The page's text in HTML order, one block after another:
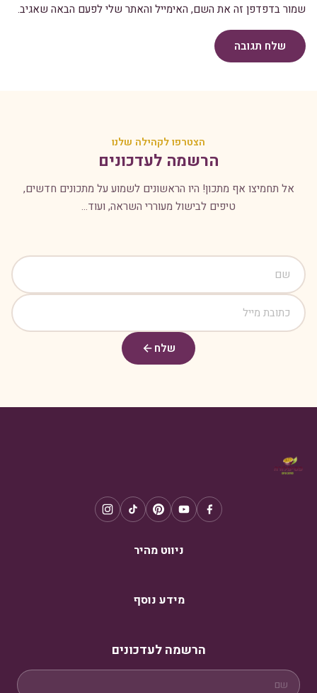
שמור בדפדפן זה את השם, האימייל והאתר שלי לפעם הבאה שאגיב.
שלח תגובה
הצטרפו לקהילה שלנו
הרשמה לעדכונים
אל תחמיצו אף מתכון! היו הראשונים לשמוע על מתכונים חדשים,
טיפים לבישול מעוררי השראה, ועוד...
שלח
ניווט מהיר
מידע נוסף
הרשמה לעדכונים